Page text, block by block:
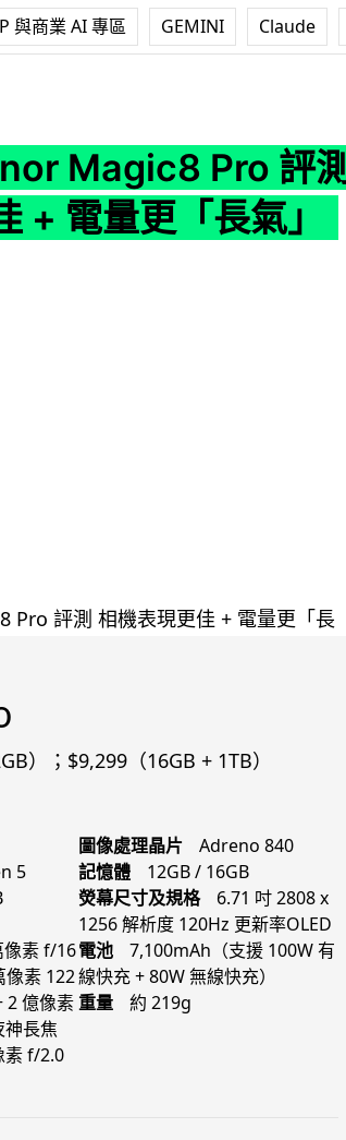
與商業 AI 專區 GEMINI Claude
Magic8 Pro 評測
+ 電量更「長氣」
）；$9,299（16GB + 1TB）
5
圖像處理晶片
Adreno 840
記憶體
12GB / 16GB
熒幕尺寸及規格
6.71 吋 2808 x
1256 解析度 120Hz 更新率OLED
像素 f/16
像素 122
2 億像素
長焦
素 f/2.0
電池
7,100mAh（支援 100W 有
線快充 + 80W 無線快充）
重量
約 219g